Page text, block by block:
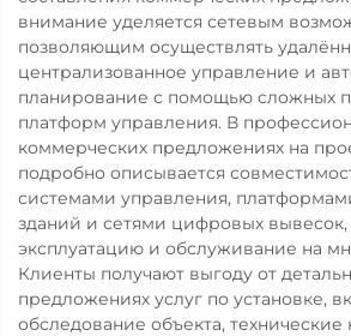
внимание уделяется сетевым
позволяющим осуществлять
централизованное управление и
планирование с помощью сложных
платформ управления. В
коммерческих предложениях на
подробно описывается
системами управления,
зданий и сетями цифровых вывесок,
эксплуатацию и обслуживание на
Клиенты получают выгоду от
предложениях услуг по установке,
обследование объекта, технические